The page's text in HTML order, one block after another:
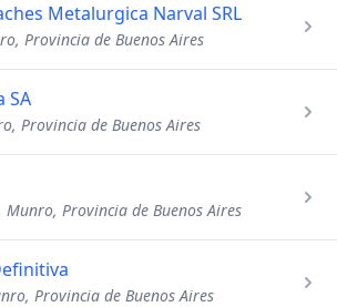
Metalurgica Narval SRL
Provincia de Buenos Aires
SA
Provincia de Buenos Aires
Munro, Provincia de Buenos Aires
Provincia de Buenos Aires